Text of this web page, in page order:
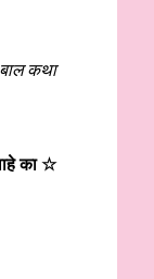
कथा
का☆